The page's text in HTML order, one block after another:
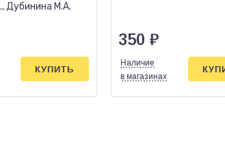
Дубинина М.А.
КУПИТЬ
350 ₽
Наличие
в магазинах